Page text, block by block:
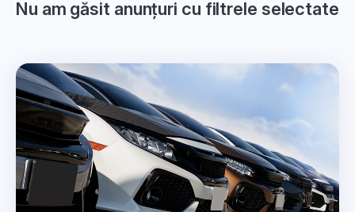
Nu am găsit anunțuri cu filtrele selectate